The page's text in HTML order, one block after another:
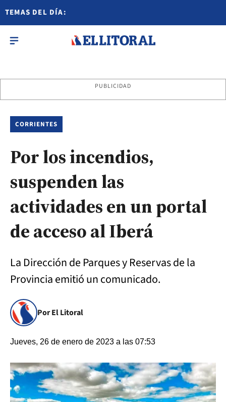
TEMAS DEL DÍA:
PUBLICIDAD
CORRIENTES
Por los incendios,
suspenden las
actividades en un portal
de acceso al Iberá
La Dirección de Parques y Reservas de la
Provincia emitió un comunicado.
Por El Litoral
Jueves, 26 de enero de 2023 a las 07:53